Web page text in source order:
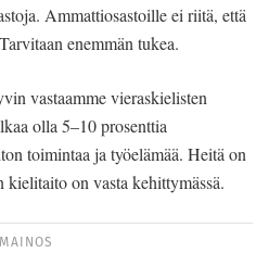
Ammattiosastoille ei riitä, että
enemmän tukea.
vastaamme vieraskielisten
olla 5–10 prosenttia
toimintaa ja työelämää. Heitä on
kielitaito on vasta kehittymässä.
MAINOS